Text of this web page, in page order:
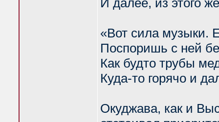
И далее, из этого
«Вот сила музыки.
Поспоришь с ней
Как будто трубы
Куда-то горячо и
Окуджава, как и